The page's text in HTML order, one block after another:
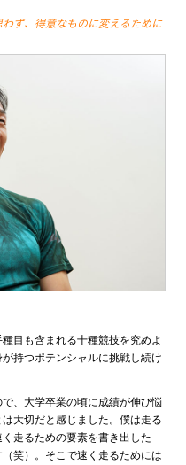
ず、得意なものに変えるために
目も含まれる十種競技を究めよ
持つポテンシャルに挑戦し続け
、大学卒業の頃に成績が伸び悩
大切だと感じました。僕は走る
走るための要素を書き出した
笑）。そこで速く走るためには